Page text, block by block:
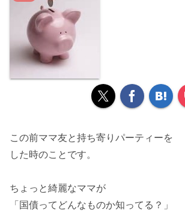
この前ママ友と持ち寄りパーティーを
した時のことです。
ちょっと綺麗なママが
「国債ってどんなものか知ってる？」